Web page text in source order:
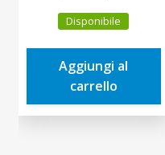
prezzo
originale
era:
1,50€.
è:
Disponibile
Aggiungi al
carrello